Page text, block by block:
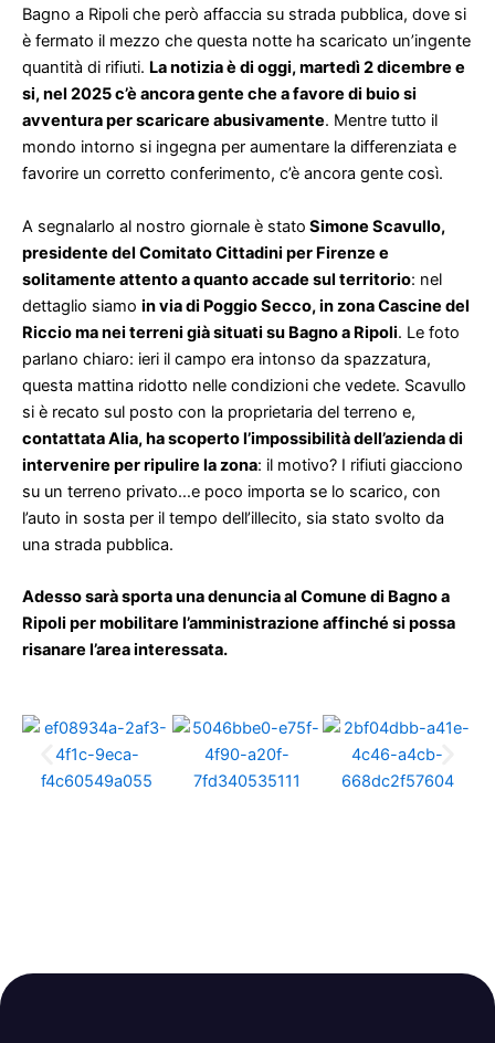
Bagno a Ripoli che però affaccia su strada pubblica, dove si
è fermato il mezzo che questa notte ha scaricato un’ingente
quantità di rifiuti. La notizia è di oggi, martedì 2 dicembre e
si, nel 2025 c’è ancora gente che a favore di buio si
avventura per scaricare abusivamente. Mentre tutto il
mondo intorno si ingegna per aumentare la differenziata e
favorire un corretto conferimento, c’è ancora gente così.
A segnalarlo al nostro giornale è stato Simone Scavullo,
presidente del Comitato Cittadini per Firenze e
solitamente attento a quanto accade sul territorio: nel
dettaglio siamo in via di Poggio Secco, in zona Cascine del
Riccio ma nei terreni già situati su Bagno a Ripoli. Le foto
parlano chiaro: ieri il campo era intonso da spazzatura,
questa mattina ridotto nelle condizioni che vedete. Scavullo
si è recato sul posto con la proprietaria del terreno e,
contattata Alia, ha scoperto l’impossibilità dell’azienda di
intervenire per ripulire la zona: il motivo? I rifiuti giacciono
su un terreno privato…e poco importa se lo scarico, con
l’auto in sosta per il tempo dell’illecito, sia stato svolto da
una strada pubblica.
Adesso sarà sporta una denuncia al Comune di Bagno a
Ripoli per mobilitare l’amministrazione affinché si possa
risanare l’area interessata.